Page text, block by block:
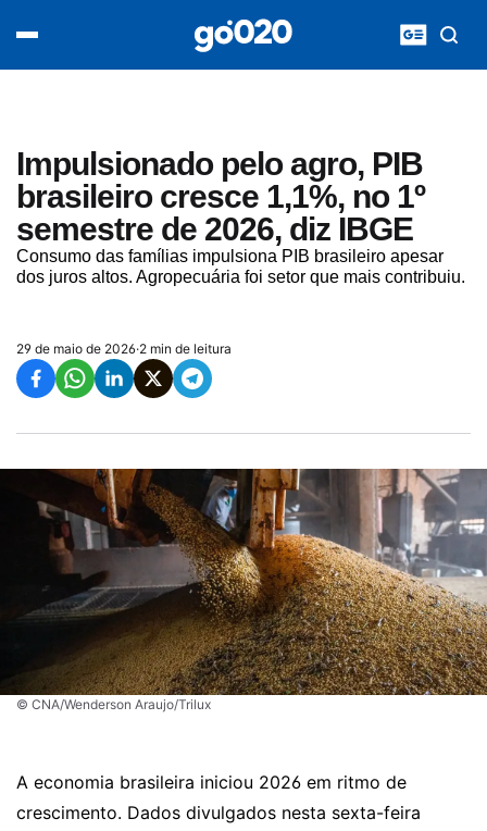
Impulsionado pelo agro, PIB
brasileiro cresce 1,1%, no 1º
semestre de 2026, diz IBGE
Consumo das famílias impulsiona PIB brasileiro apesar
dos juros altos. Agropecuária foi setor que mais contribuiu.
29 de maio de 2026·2 min de leitura
© CNA/Wenderson Araujo/Trilux
A economia brasileira iniciou 2026 em ritmo de
crescimento. Dados divulgados nesta sexta-feira
acontece agora
entretenimento
vídeos
pod020